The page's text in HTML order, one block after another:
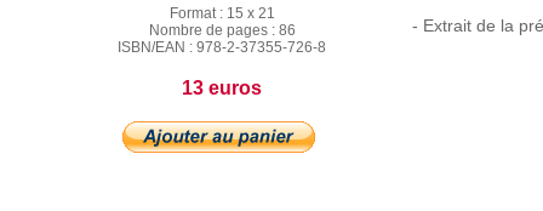
Format : 15 x 21
Nombre de pages : 86
ISBN/EAN : 978-2-37355-726-8
13 euros
- Extrait de la